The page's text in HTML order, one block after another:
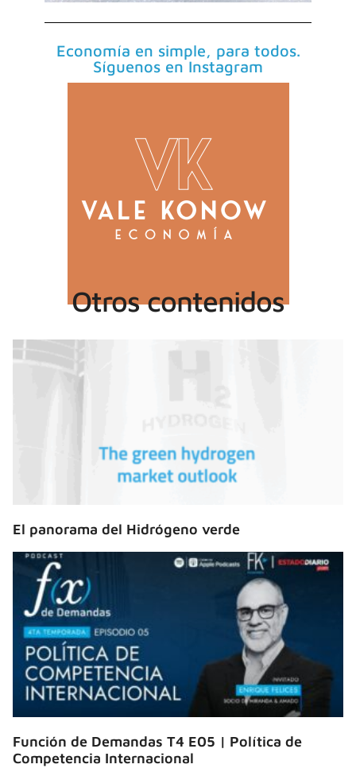
Economía en simple, para todos.
Síguenos en Instagram
Otros contenidos
El panorama del Hidrógeno verde
Función de Demandas T4 E05 | Política de
Competencia Internacional